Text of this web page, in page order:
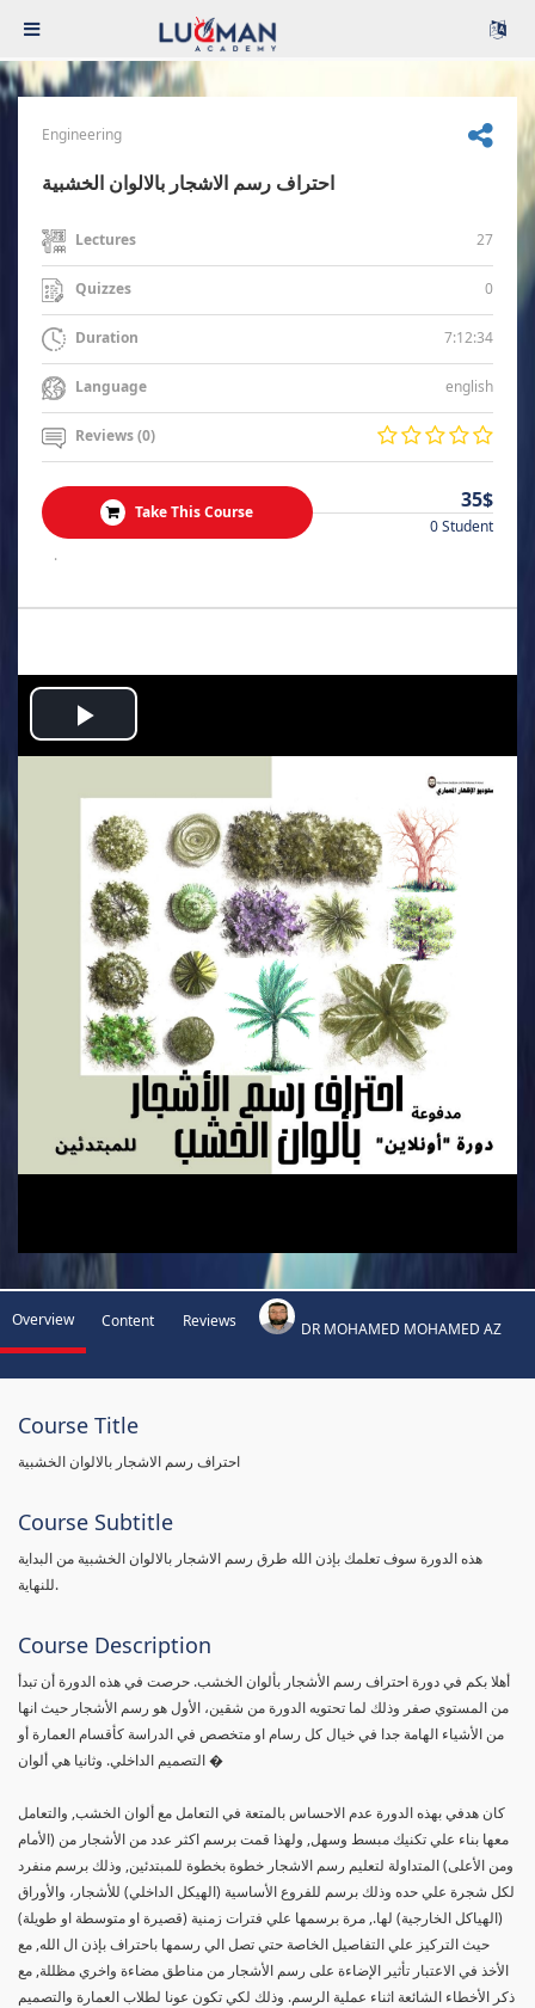
Engineering
احتراف رسم الاشجار بالالوان الخشبية
Lectures 27
Quizzes 0
Duration 7:12:34
Language english
Reviews (0)
Take This Course 35$
0 Student
.
Play
Video
Overview Content Reviews DR MOHAMED MOHAMED AZ
Course Title
احتراف رسم الاشجار بالالوان الخشبية
Course Subtitle
هذه الدورة سوف تعلمك بإذن الله طرق رسم الاشجار بالالوان الخشبية من البداية
للنهاية.
Course Description
أهلا بكم في دورة احتراف رسم الأشجار بألوان الخشب. حرصت في هذه الدورة أن تبدأ
من المستوي صفر وذلك لما تحتويه الدورة من شقين، الأول هو رسم الأشجار حيث انها
من الأشياء الهامة جدا في خيال كل رسام او متخصص في الدراسة كأقسام العمارة أو
التصميم الداخلي. وثانيا هي ألوان �
كان هدفي بهذه الدورة عدم الاحساس بالمتعة في التعامل مع ألوان الخشب, والتعامل
معها بناء علي تكنيك مبسط وسهل, ولهذا قمت برسم اكثر عدد من الأشجار من (الأمام
ومن الأعلى) المتداولة لتعليم رسم الاشجار خطوة بخطوة للمبتدئين, وذلك برسم منفرد
لكل شجرة علي حده وذلك برسم للفروع الأساسية (الهيكل الداخلي) للأشجار، والأوراق
(الهياكل الخارجية) لها., مرة برسمها علي فترات زمنية (قصيرة او متوسطة او طويلة)
حيث التركيز علي التفاصيل الخاصة حتي تصل الي رسمها باحتراف بإذن ال الله, مع
الأخذ في الاعتبار تأثير الإضاءة على رسم الأشجار من مناطق مضاءة واخري مظللة, مع
ذكر الأخطاء الشائعة اثناء عملية الرسم. وذلك لكي تكون عونا لطلاب العمارة والتصميم